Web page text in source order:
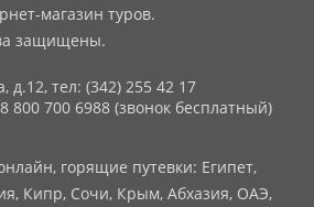
магазин туров.
защищены.
д.12, тел: (342) 255 42 17
700 6988 (звонок бесплатный)
горящие путевки: Египет,
Кипр, Сочи, Крым, Абхазия, ОАЭ,